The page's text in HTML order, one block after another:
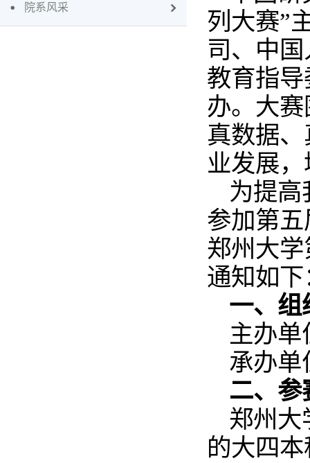
院系风采
列大赛”
司、中
教育指
办。大
真数据
业发展
为提
参加第
郑州大
通知如下
一、组
主办
承办单
二、参
郑州大
的大四